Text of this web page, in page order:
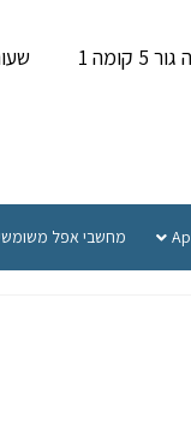
1 שעות
מחשבי אפל